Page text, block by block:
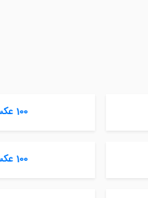
100 عکس پروفایل دخترونه جدید ۱۴۰۵
100 عکس پروفایل تیکه دار جدید ۱۴۰۵